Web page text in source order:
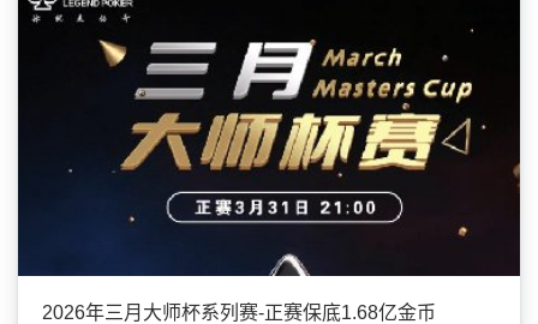
2026年三月大师杯系列赛-正赛保底1.68亿金币